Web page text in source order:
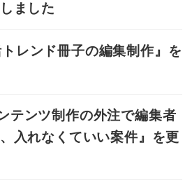
ました
レンド冊子の編集制作』を
ンツ制作の外注で編集者
入れなくていい案件』を更